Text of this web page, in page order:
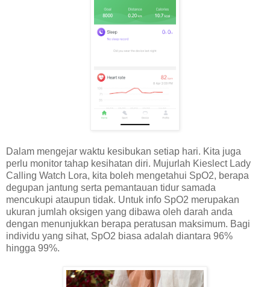
Dalam mengejar waktu kesibukan setiap hari. Kita juga
perlu monitor tahap kesihatan diri. Mujurlah Kieslect Lady
Calling Watch Lora, kita boleh mengetahui SpO2, berapa
degupan jantung serta pemantauan tidur samada
mencukupi ataupun tidak. Untuk info SpO2 merupakan
ukuran jumlah oksigen yang dibawa oleh darah anda
dengan menunjukkan berapa peratusan maksimum. Bagi
individu yang sihat, SpO2 biasa adalah diantara 96%
hingga 99%.